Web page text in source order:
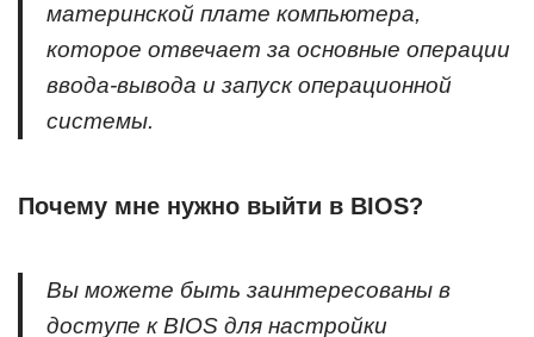
материнской плате компьютера,
которое отвечает за основные операции
ввода-вывода и запуск операционной
системы.
Почему мне нужно выйти в BIOS?
Вы можете быть заинтересованы в
доступе к BIOS для настройки